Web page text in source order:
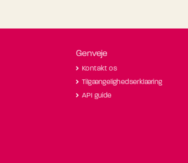
Genveje
Kontakt os
Tilgængelighedserklæring
API guide